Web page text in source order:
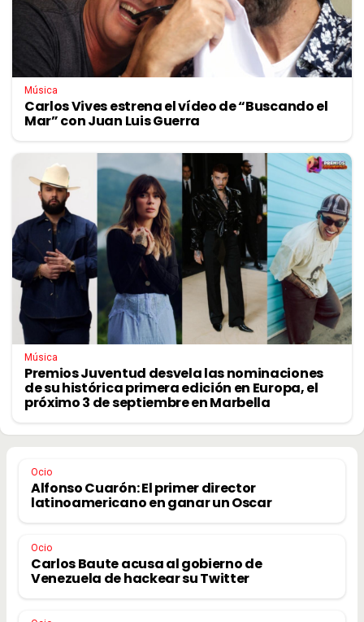
Música
Carlos Vives estrena el vídeo de “Buscando el
Mar” con Juan Luis Guerra
Música
Premios Juventud desvela las nominaciones
de su histórica primera edición en Europa, el
próximo 3 de septiembre en Marbella
Ocio
Alfonso Cuarón: El primer director
latinoamericano en ganar un Oscar
Ocio
Carlos Baute acusa al gobierno de
Venezuela de hackear su Twitter